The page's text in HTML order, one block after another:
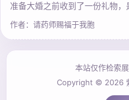
准备大婚之前收到了一份礼物，
作者：请药师赐福于我胞
本站仅作检索
Copyright © 2026